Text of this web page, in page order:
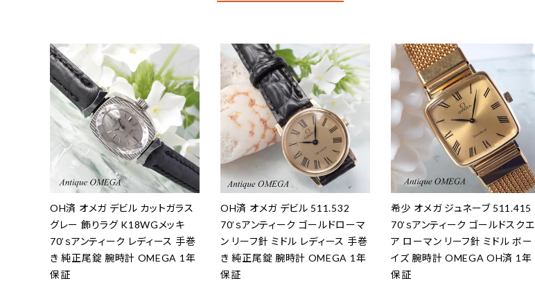
OH済 オメガ デビル カットガラス
グレー 飾りラグ K18WGメッキ
70’ｓアンティーク レディース 手巻
き 純正尾錠 腕時計 OMEGA 1年
保証
OH済 オメガ デビル 511.532
70’ｓアンティーク ゴールドローマ
ン リーフ針 ミドル レディース 手巻
き 純正尾錠 腕時計 OMEGA 1年
保証
希少 オメガ ジュネーブ 511.415
70’ｓアンティーク ゴールドスクエ
ア ローマン リーフ針 ミドル ボー
イズ 腕時計 OMEGA OH済 1年
保証